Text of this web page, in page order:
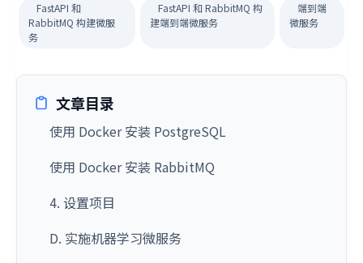
FastAPI 和
RabbitMQ 构建微服
务
FastAPI 和 RabbitMQ 构
建端到端微服务
端到端
微服务
文章目录
使用 Docker 安装 PostgreSQL
使用 Docker 安装 RabbitMQ
4. 设置项目
D. 实施机器学习微服务